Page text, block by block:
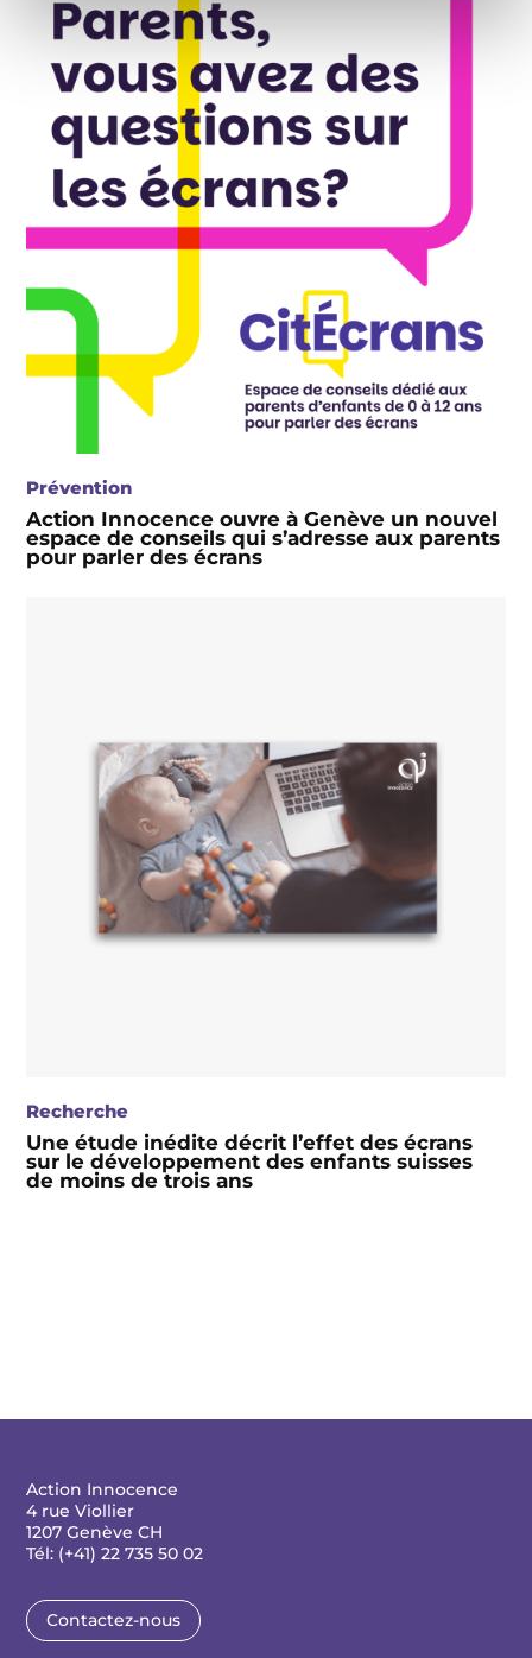
Action Innocence ouvre à Genève un nouvel
espace de conseils qui s’adresse aux parents
pour parler des écrans
Prévention
Une étude inédite décrit l’effet des écrans
sur le développement des enfants suisses
de moins de trois ans
Recherche
Action Innocence
4 rue Viollier
1207 Genève CH
Tél: (+41) 22 735 50 02
Contactez-nous